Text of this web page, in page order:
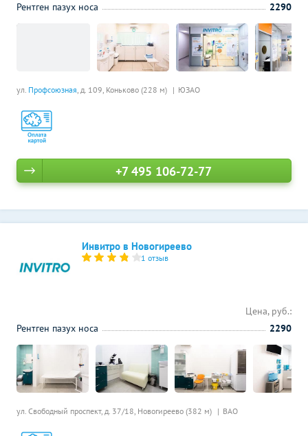
ул. Профсоюзная, д. 109, Коньково (228 м) ЮЗАО
Рентген пазух носа
2290
+7 495 106-72-77
Инвитро в Новогиреево
1 отзыв
ул. Свободный проспект, д. 37/18, Новогиреево (382 м) ВАО
Цена, руб.:
Рентген пазух носа
2290